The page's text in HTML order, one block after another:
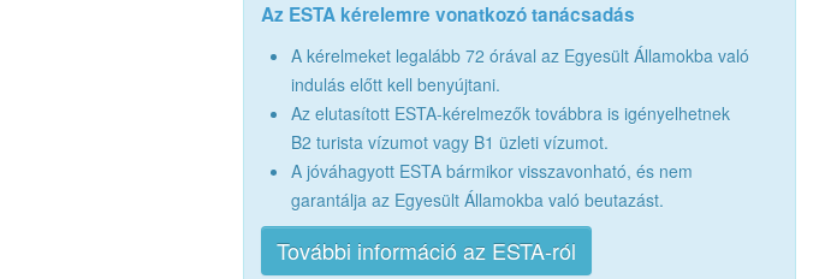
Az ESTA kérelemre vonatkozó tanácsadás
A kérelmeket legalább 72 órával az Egyesült Államokba való
indulás előtt kell benyújtani.
Az elutasított ESTA-kérelmezők továbbra is igényelhetnek
B2 turista vízumot vagy B1 üzleti vízumot.
A jóváhagyott ESTA bármikor visszavonható, és nem
garantálja az Egyesült Államokba való beutazást.
További információ az ESTA-ról